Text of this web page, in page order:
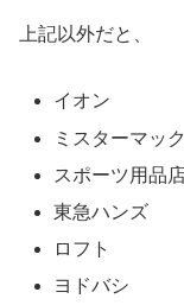
上記以外だと、
イオン
ミスターマッ
スポーツ用品
東急ハンズ
ロフト
ヨドバシ